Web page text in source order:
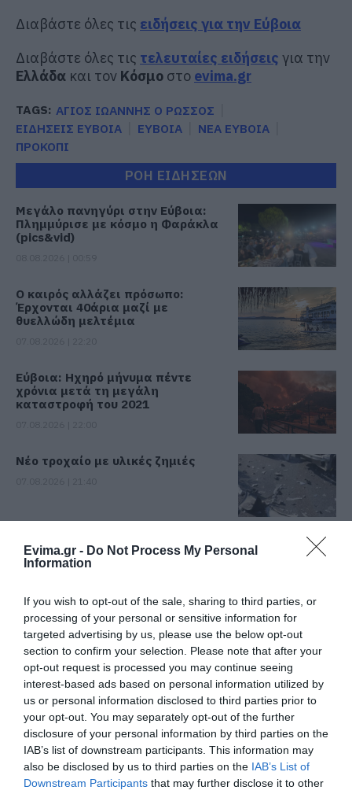
Evima.gr - Do Not Process My Personal
Information
If you wish to opt-out of the sale, sharing to third parties, or
processing of your personal or sensitive information for
targeted advertising by us, please use the below opt-out
section to confirm your selection. Please note that after your
opt-out request is processed you may continue seeing
interest-based ads based on personal information utilized by
us or personal information disclosed to third parties prior to
your opt-out. You may separately opt-out of the further
disclosure of your personal information by third parties on the
IAB’s list of downstream participants. This information may
also be disclosed by us to third parties on the IAB’s List of
Downstream Participants that may further disclose it to other
Διαβάστε όλες τις ειδήσεις για την Εύβοια
Διαβάστε όλες τις τελευταίες ειδήσεις για την
Ελλάδα και τον Κόσμο στο evima.gr
TAGS: ΑΓΙΟΣ ΙΩΑΝΝΗΣ Ο ΡΩΣΣΟΣ
ΕΙΔΗΣΕΙΣ ΕΥΒΟΙΑ
ΕΥΒΟΙΑ
ΝΕΑ ΕΥΒΟΙΑ
ΠΡΟΚΟΠΙ
ΡΟΗ ΕΙΔΗΣΕΩΝ
Μεγάλο πανηγύρι στην Εύβοια:
Πλημμύρισε με κόσμο η Φαράκλα
(pics&vid)
Ο καιρός αλλάζει πρόσωπο:
Έρχονται 40άρια μαζί με
θυελλώδη μελτέμια
Εύβοια: Ηχηρό μήνυμα πέντε
χρόνια μετά τη μεγάλη
καταστροφή του 2021
Νέο τροχαίο με υλικές ζημιές
Εύβοια: Γυναίκα έπεσε θύμα
διαδικτυακής απάτης – Πλήρωσε
για τρακτέρ που δεν παρέλαβε
Τραγωδία στην Εύβοια: Άνδρας
ανασύρθηκε χωρίς τις αισθήσεις
του από τη θάλασσα
07.08.2026 | 20:57
Ανακοινώθηκαν νέες προσλήψεις
σε δήμο της Εύβοιας: Δείτε εδώ
07.08.2026 | 20:40
Ποιοι και γιατί θα πάρουν
Όλες οι τελευταίες ειδήσεις
ΠΕΡΙΣΣΟΤΕΡΑ ΑΠΟ ΕΙΔΗΣΕΙΣ ΕΥΒΟΙΑ